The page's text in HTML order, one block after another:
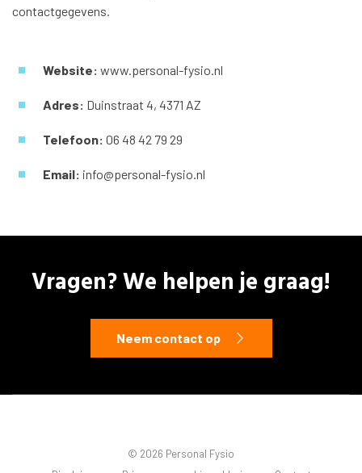
contactgegevens.
Website: www.personal-fysio.nl
Adres: Duinstraat 4, 4371 AZ
Telefoon: 06 48 42 79 29
Email: info@personal-fysio.nl
Vragen? We helpen je graag!
Neem contact op
© 2026 Personal Fysio